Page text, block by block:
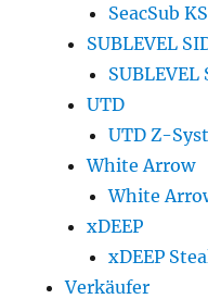
SeacSub
SUBLEVEL
SUBLEVEL
UTD
UTD Z-
White Arrow
White
xDEEP
xDEEP
Verkäufer